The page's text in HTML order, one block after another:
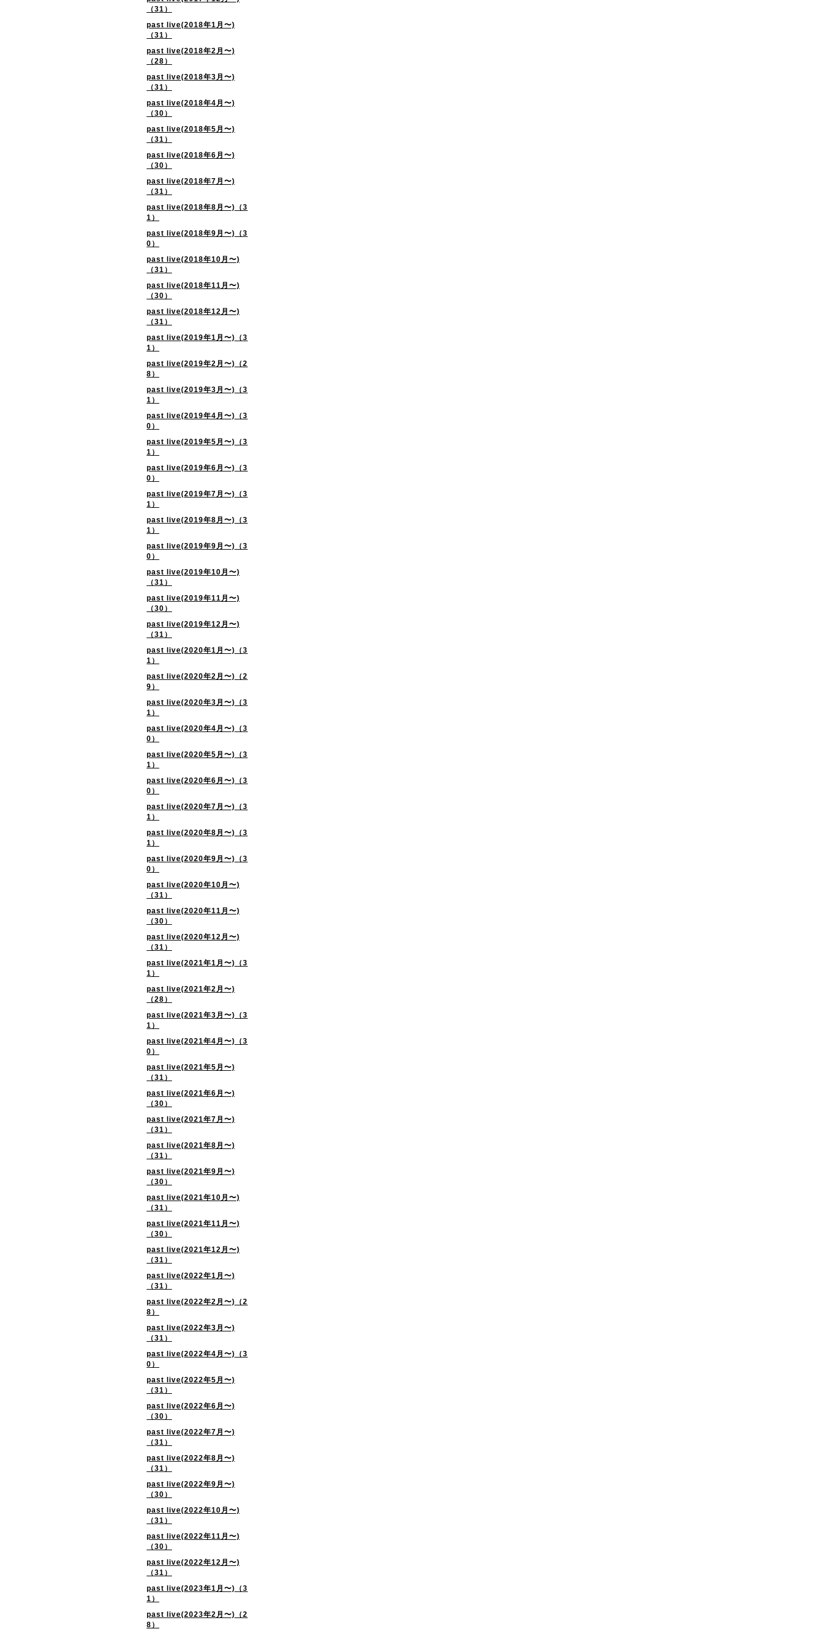
（31）
past live(2018年1月〜)
（31）
past live(2018年2月〜)
（28）
past live(2018年3月〜)
（31）
past live(2018年4月〜)
（30）
past live(2018年5月〜)
（31）
past live(2018年6月〜)
（30）
past live(2018年7月〜)
（31）
past live(2018年8月〜)（3
1）
past live(2018年9月〜)（3
0）
past live(2018年10月〜)
（31）
past live(2018年11月〜)
（30）
past live(2018年12月〜)
（31）
past live(2019年1月〜)（3
1）
past live(2019年2月〜)（2
8）
past live(2019年3月〜)（3
1）
past live(2019年4月〜)（3
0）
past live(2019年5月〜)（3
1）
past live(2019年6月〜)（3
0）
past live(2019年7月〜)（3
1）
past live(2019年8月〜)（3
1）
past live(2019年9月〜)（3
0）
past live(2019年10月〜)
（31）
past live(2019年11月〜)
（30）
past live(2019年12月〜)
（31）
past live(2020年1月〜)（3
1）
past live(2020年2月〜)（2
9）
past live(2020年3月〜)（3
1）
past live(2020年4月〜)（3
0）
past live(2020年5月〜)（3
1）
past live(2020年6月〜)（3
0）
past live(2020年7月〜)（3
1）
past live(2020年8月〜)（3
1）
past live(2020年9月〜)（3
0）
past live(2020年10月〜)
（31）
past live(2020年11月〜)
（30）
past live(2020年12月〜)
（31）
past live(2021年1月〜)（3
1）
past live(2021年2月〜)
（28）
past live(2021年3月〜)（3
1）
past live(2021年4月〜)（3
0）
past live(2021年5月〜)
（31）
past live(2021年6月〜)
（30）
past live(2021年7月〜)
（31）
past live(2021年8月〜)
（31）
past live(2021年9月〜)
（30）
past live(2021年10月〜)
（31）
past live(2021年11月〜)
（30）
past live(2021年12月〜)
（31）
past live(2022年1月〜)
（31）
past live(2022年2月〜)（2
8）
past live(2022年3月〜)
（31）
past live(2022年4月〜)（3
0）
past live(2022年5月〜)
（31）
past live(2022年6月〜)
（30）
past live(2022年7月〜)
（31）
past live(2022年8月〜)
（31）
past live(2022年9月〜)
（30）
past live(2022年10月〜)
（31）
past live(2022年11月〜)
（30）
past live(2022年12月〜)
（31）
past live(2023年1月〜)（3
1）
past live(2023年2月〜)（2
8）